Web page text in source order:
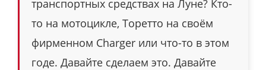
транспортных средствах на Луне? Кто-
то на мотоцикле, Торетто на своём
фирменном Charger или что-то в этом
годе. Давайте сделаем это. Давайте